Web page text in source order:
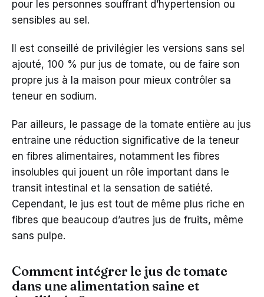
pour les personnes souffrant d’hypertension ou
sensibles au sel.
Il est conseillé de privilégier les versions sans sel
ajouté, 100 % pur jus de tomate, ou de faire son
propre jus à la maison pour mieux contrôler sa
teneur en sodium.
Par ailleurs, le passage de la tomate entière au jus
entraine une réduction significative de la teneur
en fibres alimentaires, notamment les fibres
insolubles qui jouent un rôle important dans le
transit intestinal et la sensation de satiété.
Cependant, le jus est tout de même plus riche en
fibres que beaucoup d’autres jus de fruits, même
sans pulpe.
Comment intégrer le jus de tomate
dans une alimentation saine et